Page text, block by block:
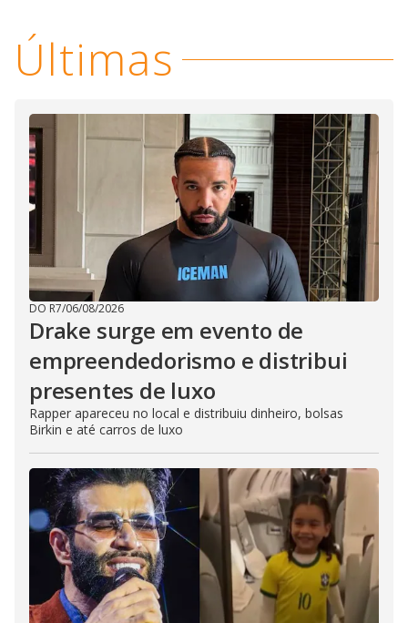
Últimas
DO R7/06/08/2026
Drake surge em evento de
empreendedorismo e distribui
presentes de luxo
Rapper apareceu no local e distribuiu dinheiro, bolsas
Birkin e até carros de luxo